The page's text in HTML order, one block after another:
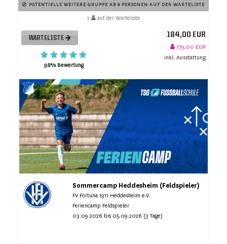
POTENTIELLE WEITERE GRUPPE AB 6 PERSONEN AUF DER WARTELISTE
2 auf der Warteliste
WARTELISTE
98% Bewertung
184,00 EUR
179,00 EUR
inkl. Ausstattung
Sommercamp Heddesheim (Feldspieler)
FV Fortuna 1911 Heddesheim e.V.
Feriencamp Feldspieler
03.09.2026 bis 05.09.2026 (3 Tage)